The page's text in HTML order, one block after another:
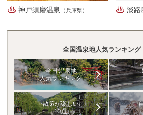
神戸須磨温泉 （兵庫県） 淡路
全国温泉地人気ランキング
全国 温泉地
人気ランキング
散策が楽しい
10選